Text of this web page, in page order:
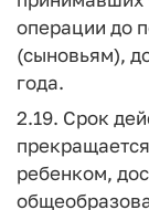
операции до
(сыновьям),
года.
2.19. Срок
ребенком,